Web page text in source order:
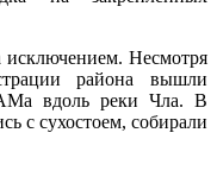
исключением. Несмотря
района вышли
вдоль реки Чла. В
с сухостоем, собирали